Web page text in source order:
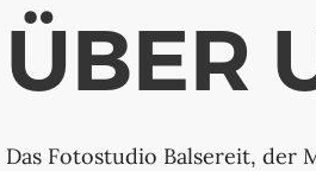
ÜBER
Das Fotostudio Balsereit, der